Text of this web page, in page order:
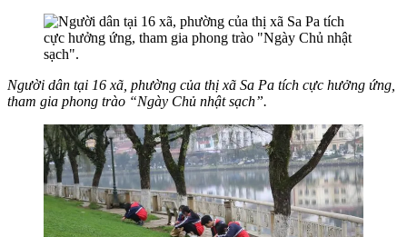
Người dân tại 16 xã, phường của thị xã Sa Pa tích cực hưởng ứng,
tham gia phong trào “Ngày Chủ nhật sạch”.